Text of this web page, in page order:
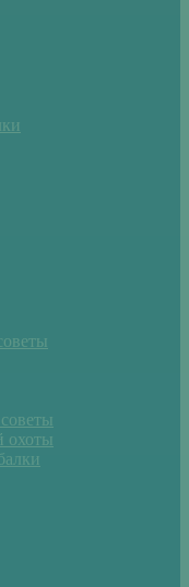
охоты